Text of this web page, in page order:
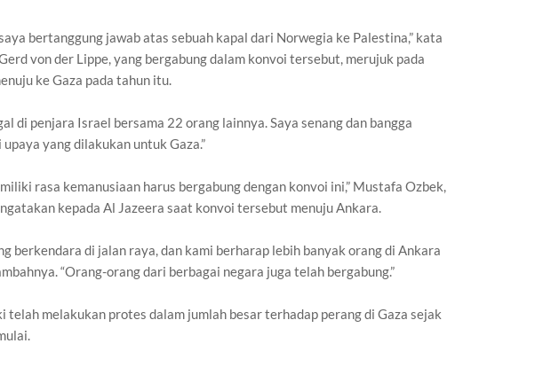
bertanggung jawab atas sebuah kapal dari Norwegia ke Palestina,” kata
von der Lippe, yang bergabung dalam konvoi tersebut, merujuk pada
ke Gaza pada tahun itu.
di penjara Israel bersama 22 orang lainnya. Saya senang dan bangga
yang dilakukan untuk Gaza.”
rasa kemanusiaan harus bergabung dengan konvoi ini,” Mustafa Ozbek,
kepada Al Jazeera saat konvoi tersebut menuju Ankara.
berkendara di jalan raya, dan kami berharap lebih banyak orang di Ankara
“Orang-orang dari berbagai negara juga telah bergabung.”
telah melakukan protes dalam jumlah besar terhadap perang di Gaza sejak